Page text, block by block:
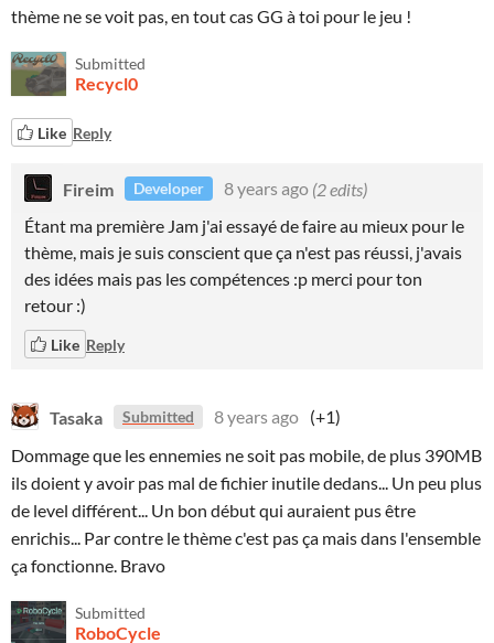
thème ne se voit pas, en tout cas GG à toi pour le jeu !
Submitted
Recycl0
Like Reply
Fireim Developer 8 years ago (2 edits)
Étant ma première Jam j'ai essayé de faire au mieux pour le
thème, mais je suis conscient que ça n'est pas réussi, j'avais
des idées mais pas les compétences :p merci pour ton
retour :)
Like Reply
Tasaka Submitted 8 years ago (+1)
Dommage que les ennemies ne soit pas mobile, de plus 390MB
ils doient y avoir pas mal de fichier inutile dedans... Un peu plus
de level différent... Un bon début qui auraient pus être
enrichis... Par contre le thème c'est pas ça mais dans l'ensemble
ça fonctionne. Bravo
Submitted
RoboCycle